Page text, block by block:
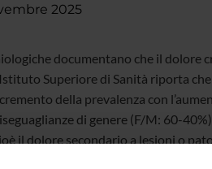
2025
documentano che il dolore
Superiore di Sanità riporta
della prevalenza con
di genere (F/M: 60-
il dolore secondario a lesioni o
coinvolgendo circa il 7-8% della